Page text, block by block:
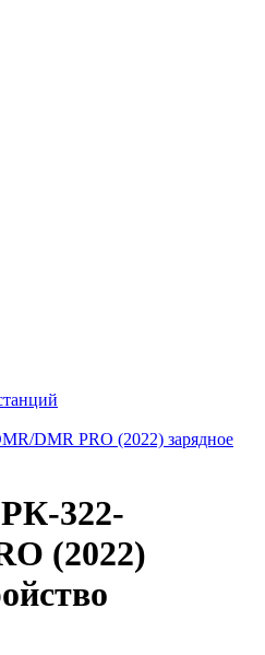
DMR PRO (2022) зарядное
322-
(2022)